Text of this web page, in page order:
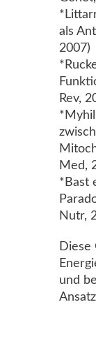
als
2007)
Rev,
Med,
*Bast
Nutr,
Diese
und